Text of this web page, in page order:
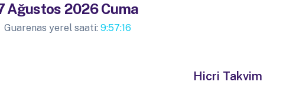
Ağustos 2026 Cuma
Guarenas yerel saati: 9:57:17
Hicri Takvim